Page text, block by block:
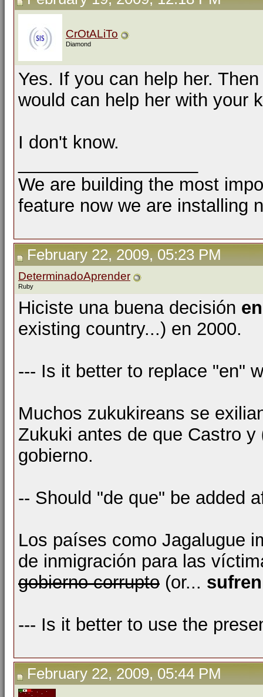
CrOtALiTo
Diamond
Yes. If you can help her.
would can help her with your
I don't know.
We are building the most
feature now we are installing
February 22, 2009, 05:23 PM
DeterminadoAprender
Ruby
Hiciste una buena decisión
existing country...) en 2000.
--- Is it better to replace "en"
Muchos zukukireans se
Zukuki antes de que Castro y
gobierno.
-- Should "de que" be added
Los países como Jagalugue
de inmigración para las
gobierno corrupto (or...
--- Is it better to use the
February 22, 2009, 05:44 PM